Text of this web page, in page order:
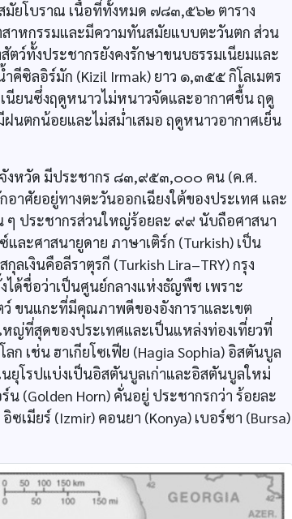
มัยโบราณ เนื้อที่ทั้งหมด ๗๘๓,๕๖๒ ตาราง
าหกรรมและมีความทันสมัยแบบตะวันตก ส่วน
ตว์ทั้งประชากรยังคงรักษาขนบธรรมเนียมและ
ซิลอิร์มัก (Kizil Irmak) ยาว ๑,๓๕๕ กิโลเมตร
นียนซึ่งฤดูหนาวไม่หนาวจัดและอากาศชื้น ฤดู
นตกน้อยและไม่สม่ำเสมอ ฤดูหนาวอากาศเย็น
งหวัด มีประชากร ๘๓,๙๕๓,๐๐๐ คน (ค.ศ.
าศัยอยู่ทางตะวันออกเฉียงใต้ของประเทศ และ
ๆ ประชากรส่วนใหญ่ร้อยละ ๙๙ นับถือศาสนา
ะศาสนายูดาย ภาษาเติร์ก (Turkish) เป็น
ลเงินคือลีราตุรกี (Turkish Lira–TRY) กรุง
ได้ชื่อว่าเป็นศูนย์กลางแห่งธัญพืช เพราะ
ขนแกะที่มีคุณภาพดีของอังการาและเขต
ญ่ที่สุดของประเทศและเป็นแหล่งท่องเที่ยวที่
เช่น ฮาเกียโซเฟีย (Hagia Sophia) อิสตันบูล
ยุโรปแบ่งเป็นอิสตันบูลเก่าและอิสตันบูลใหม่
(Golden Horn) คั่นอยู่ ประชากรกว่า ร้อยละ
มียร์ (Izmir) คอนยา (Konya) เบอร์ซา (Bursa)